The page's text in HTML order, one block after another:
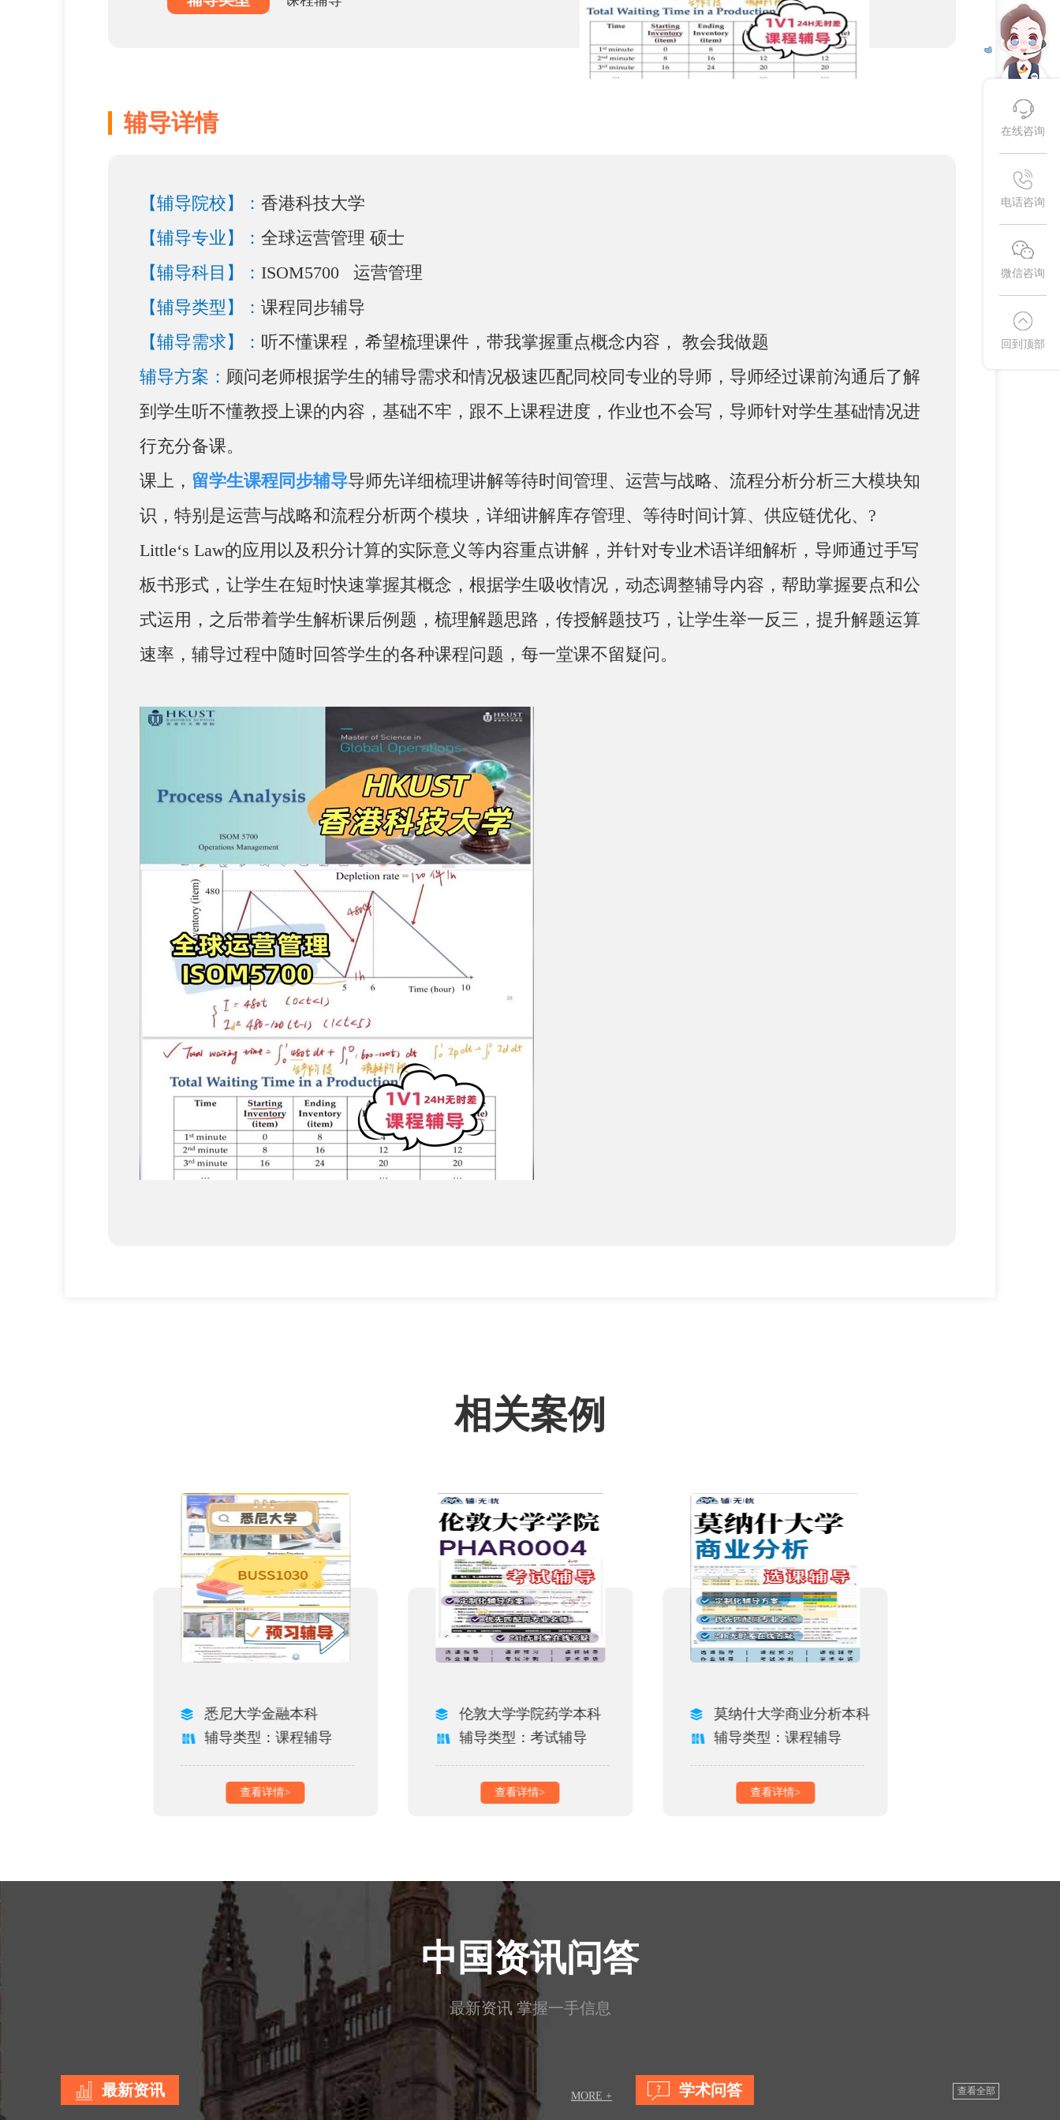
辅导详情
【辅导院校】： 香港科技大学
【辅导专业】： 全球运营管理 硕士
【辅导科目】： ISOM5700 运营管理
【辅导类型】： 课程同步辅导
【辅导需求】： 听不懂课程，希望梳理课件，带我掌握重点概念内容， 教会我做题
辅导方案： 顾问老师根据学生的辅导需求和情况极速匹配同校同专业的导师，导师经过课前沟通后了解
到学生听不懂教授上课的内容，基础不牢，跟不上课程进度，作业也不会写，导师针对学生基础情况进
行充分备课。
课上， 留学生课程同步辅导导师先详细梳理讲解等待时间管理、运营与战略、流程分析分析三大模块知
识，特别是运营与战略和流程分析两个模块，详细讲解库存管理、等待时间计算、供应链优化、?
Little‘s Law的应用以及积分计算的实际意义等内容重点讲解，并针对专业术语详细解析，导师通过手写
板书形式，让学生在短时快速掌握其概念，根据学生吸收情况，动态调整辅导内容，帮助掌握要点和公
式运用，之后带着学生解析课后例题，梳理解题思路，传授解题技巧，让学生举一反三，提升解题运算
速率，辅导过程中随时回答学生的各种课程问题，每一堂课不留疑问。
相关案例
悉尼大学金融本科
辅导类型：课程辅导
查看详情>
伦敦大学学院药学本科
辅导类型：考试辅导
查看详情>
莫纳什大学商业分析本科
辅导类型：课程辅导
查看详情>
中国资讯问答
最新资讯 掌握一手信息
MORE +
最新资讯 查看全部
学术问答
在线咨询
电话咨询
微信咨询
回到顶部